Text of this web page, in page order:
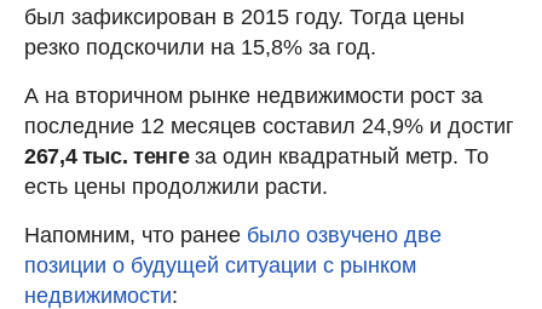
был зафиксирован в 2015 году. Тогда цены
резко подскочили на 15,8% за год.
А на вторичном рынке недвижимости рост за
последние 12 месяцев составил 24,9% и достиг
267,4 тыс. тенгеза один квадратный метр. То
есть цены продолжили расти.
Напомним, что ранее было озвучено две
позиции о будущей ситуации с рынком
недвижимости: